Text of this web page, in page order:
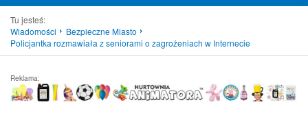
Tu jesteś:
Wiadomości
Bezpieczne Miasto
Policjantka rozmawiała z seniorami o zagrożeniach w Internecie
Reklama: